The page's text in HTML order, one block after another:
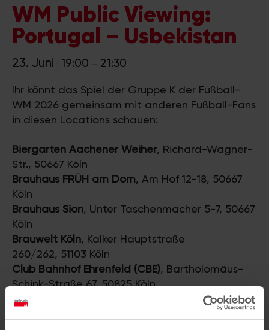
WM Public Viewing:
Portugal – Usbekistan
23. Juni 19:00 21:30
Ihr könnt das Spiel der Gruppe K der Fußball-
WM 2026 gemeinsam mit anderen Fußball-Fans
in diesen Locations schauen:
Biergarten Aachener Weiher, Richard-Wagner-
Str., 50667 Köln
Brauhaus FRÜH am Dom, Am Hof 12-18, 50667
Köln
Brauhaus Sion, Unter Taschenmacher 5-7, 50667
Köln
Brauwelt Köln, Kalker Hauptstraße
260/262, 51103 Köln
Club Bahnhof Ehrenfeld (CBE), Bartholomäus-
Schink-Straße 67, 50825 Köln
Gottes Grüne Wiese
, Bismarckstraße 53, 50672